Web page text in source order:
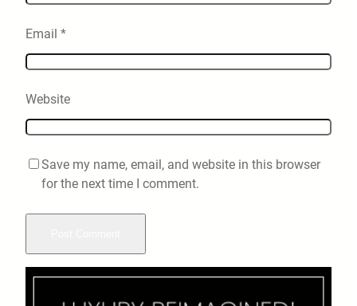
Email *
Website
Save my name, email, and website in this browser
for the next time I comment.